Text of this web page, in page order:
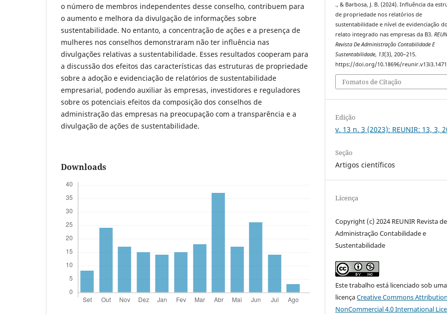
o número de membros independentes desse conselho, contribuem para
o aumento e melhora da divulgação de informações sobre
sustentabilidade. No entanto, a concentração de ações e a presença de
mulheres nos conselhos demonstraram não ter influência nas
divulgações relativas a sustentabilidade. Esses resultados cooperam para
a discussão dos efeitos das características das estruturas de propriedade
sobre a adoção e evidenciação de relatórios de sustentabilidade
empresarial, podendo auxiliar às empresas, investidores e reguladores
sobre os potenciais efeitos da composição dos conselhos de
administração das empresas na preocupação com a transparência e a
divulgação de ações de sustentabilidade.
Downloads
., & Barbosa, J. B. (2024). Influência da
de propriedade nos relatórios de
sustentabilidade e nível de evidenciação do
relato integrado nas empresas da B3.
Revista De Administração Contabilidade E
Sustentabilidade, 13(3), 200–215.
https://doi.org/10.18696/reunir.v13i3.1471
Fomatos de Citação
Edição
v. 13 n. 3 (2023): REUNIR: 13, 3,
Seção
Artigos científicos
Licença
Copyright (c) 2024 REUNIR Revista de
Administração Contabilidade e
Sustentabilidade
Este trabalho está licenciado sob uma
licençaCreative Commons
NonCommercial 4.0 International